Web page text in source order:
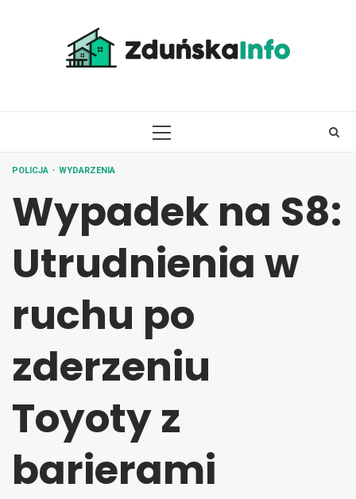
PRIMARY
POLICJA WYDARZENIA
Wypadek na S8:
Utrudnienia w
ruchu po
zderzeniu
Toyoty z
barierami